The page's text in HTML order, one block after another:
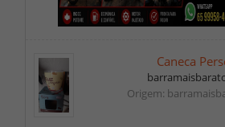
Caneca
Origem: